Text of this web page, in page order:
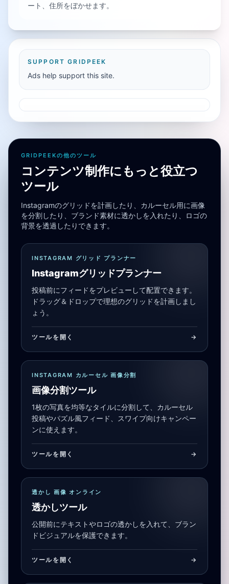
ート、住所をぼかせます。
SUPPORT GRIDPEEK
Ads help support this site.
GRIDPEEKの他のツール
コンテンツ制作にもっと役立つ
ツール
Instagramのグリッドを計画したり、カルーセル用に画像
を分割したり、ブランド素材に透かしを入れたり、ロゴの
背景を透過したりできます。
INSTAGRAM グリッド プランナー
Instagramグリッドプランナー
投稿前にフィードをプレビューして配置できます。
ドラッグ＆ドロップで理想のグリッドを計画しまし
ょう。
ツールを開く ->
INSTAGRAM カルーセル 画像分割
画像分割ツール
1枚の写真を均等なタイルに分割して、カルーセル
投稿やパズル風フィード、スワイプ向けキャンペー
ンに使えます。
ツールを開く ->
透かし 画像 オンライン
透かしツール
公開前にテキストやロゴの透かしを入れて、ブラン
ドビジュアルを保護できます。
ツールを開く ->